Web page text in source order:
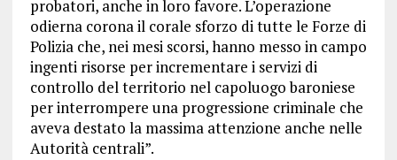
probatori, anche in loro favore. L’operazione
odierna corona il corale sforzo di tutte le Forze di
Polizia che, nei mesi scorsi, hanno messo in campo
ingenti risorse per incrementare i servizi di
controllo del territorio nel capoluogo baroniese
per interrompere una progressione criminale che
aveva destato la massima attenzione anche nelle
Autorità centrali”.